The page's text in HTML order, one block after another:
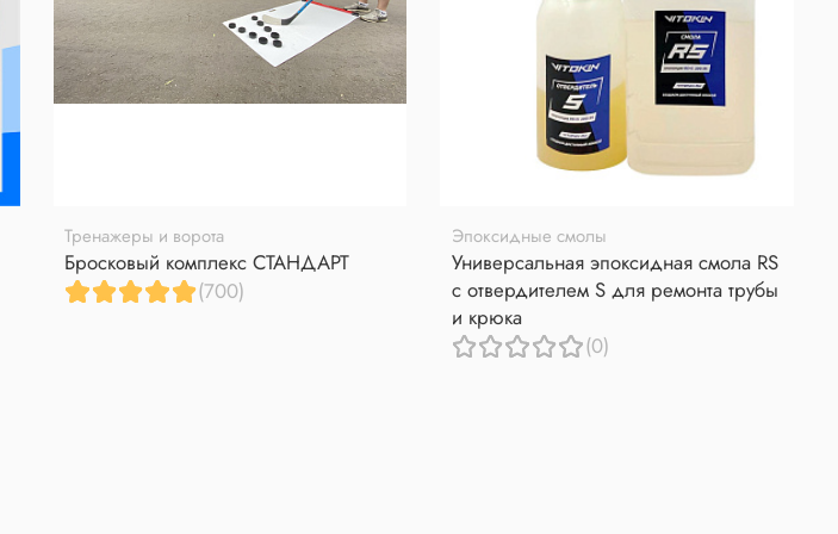
Тренажеры и ворота
Бросковый комплекс СТАНДАРТ
(700)
Эпоксидные смолы
Универсальная эпоксидная смола RS
с отвердителем S для ремонта трубы
и крюка
(0)